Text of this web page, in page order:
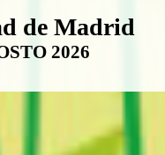
de
de Madrid
2026